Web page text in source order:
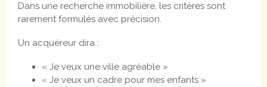
Dans une recherche immobilière, les critères sont
rarement formulés avec précision.
Un acquéreur dira :
« Je veux une ville agréable »
« Je veux un cadre pour mes enfants »